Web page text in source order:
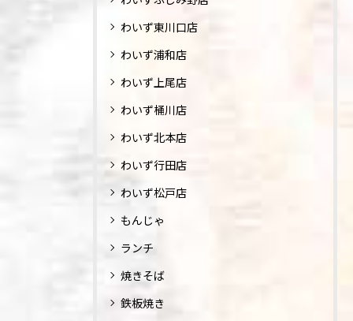
わいず東川口店
わいず浦和店
わいず上尾店
わいず桶川店
わいず北本店
わいず行田店
わいず松戸店
もんじゃ
ランチ
焼きそば
鉄板焼き